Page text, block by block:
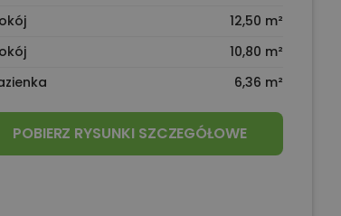
12,50 m²
10,80 m²
6,36 m²
POBIERZ RYSUNKI SZCZEGÓŁOWE